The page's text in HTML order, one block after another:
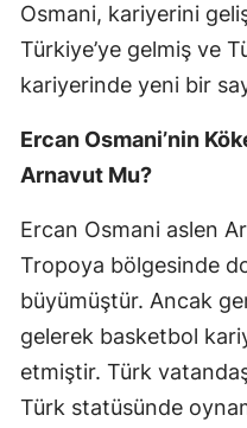
Osmani, kariyerini
Türkiye’ye gelmiş ve
kariyerinde yeni bir
Ercan Osmani’nin
Arnavut Mu?
Ercan Osmani aslen
Tropoya bölgesinde
büyümüştür. Ancak
gelerek basketbol
etmiştir. Türk
Türk statüsünde